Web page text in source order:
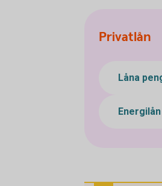
Privatlån
Låna
Energilån